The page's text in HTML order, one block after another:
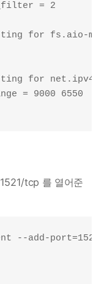
= 2
for fs.aio-
for
= 9000 6550
tcp 를 열어준
--add-